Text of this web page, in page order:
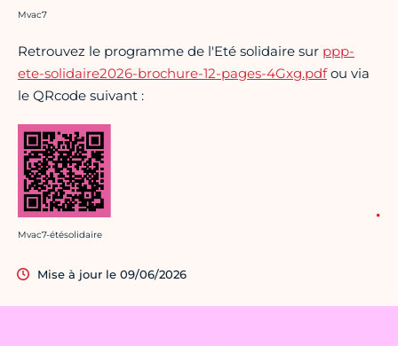
Crédit photo :
Mvac7
Retrouvez le programme de l'Eté solidaire sur ppp-
ete-solidaire2026-brochure-12-pages-4Gxg.pdfou via
le QRcode suivant :
Crédit photo :
Mvac7-étésolidaire
Mise à jour le 09/06/2026